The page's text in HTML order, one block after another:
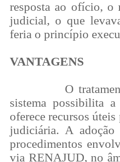
resposta ao ofício, o
judicial, o que
feria o princípio
VANTAGENS
O
sistema possibilita
oferece recursos
judiciária. A adoção
procedimentos
via RENAJUD, no